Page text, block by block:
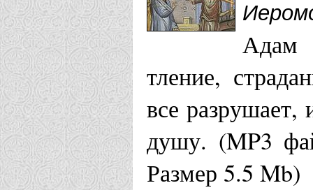
Адам
тление,
все разрушает,
душу. (MP3
Размер 5.5 Mb)